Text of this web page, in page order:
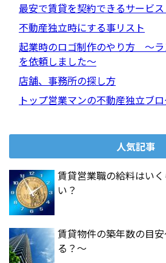
最安で賃貸を契約できるサービ
不動産独立時にする事リスト
起業時のロゴ制作のやり方 ～ラ
を依頼しました～
店舗、事務所の探し方
トップ営業マンの不動産独立ブロ
人気記事
賃貸営業職の給料はい
い？
賃貸物件の築年数の目
る？～